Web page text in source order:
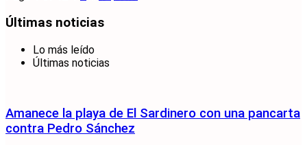
Últimas noticias
Lo más leído
Últimas noticias
Amanece la playa de El Sardinero con una pancarta
contra Pedro Sánchez